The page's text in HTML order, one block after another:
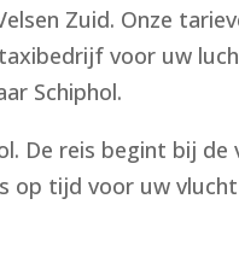
Zuid. Onze
voor uw
Schiphol.
De reis begint bij
op tijd voor uw